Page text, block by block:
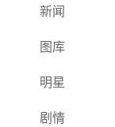
新闻
图库
明星
剧情